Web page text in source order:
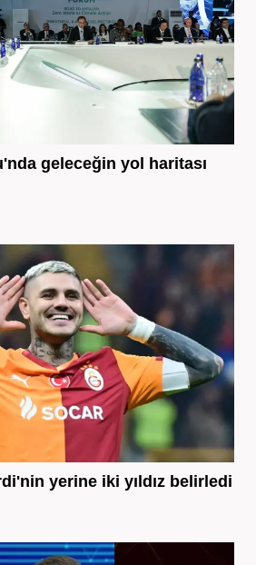
geleceğin yol haritası
yerine iki yıldız belirledi